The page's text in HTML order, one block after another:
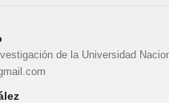
de la Universidad